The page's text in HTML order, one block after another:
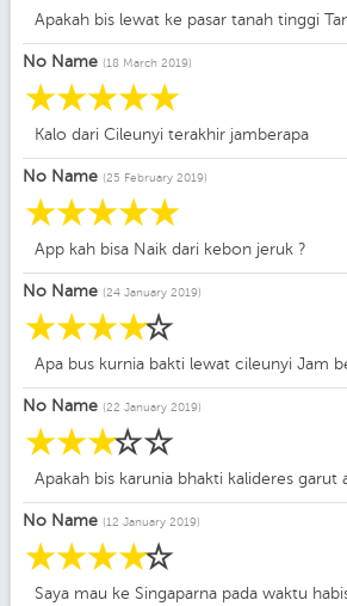
Apakah bis lewat ke pasar tanah tinggi
No Name (18 March 2019)
☆
☆
☆
☆
☆
Kalo dari Cileunyi terakhir jamberapa
No Name (25 February 2019)
☆
☆
☆
☆
☆
App kah bisa Naik dari kebon jeruk ?
No Name (24 January 2019)
☆
☆
☆
☆
☆
Apa bus kurnia bakti lewat cileunyi Jam
No Name (22 January 2019)
☆
☆
☆
☆
☆
Apakah bis karunia bhakti kalideres
No Name (12 January 2019)
☆
☆
☆
☆
☆
Saya mau ke Singaparna pada waktu